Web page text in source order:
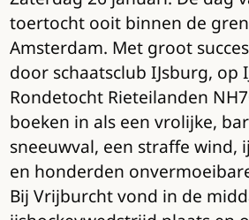
toertocht ooit binnen de
Amsterdam. Met groot
door schaatsclub IJsburg, op
Rondetocht Rieteilanden
boeken in als een vrolijke,
sneeuwval, een straffe wind,
en honderden
Bij Vrijburcht vond in de